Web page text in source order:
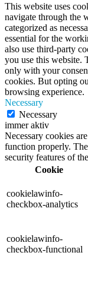
This website uses
navigate through the
categorized as
essential for the
also use third-party
you use this website.
only with your
cookies. But opting
browsing experience.
Necessary
Necessary
immer aktiv
Necessary cookies
function properly.
security features of
Cookie
cookielawinfo-
checkbox-analytics
cookielawinfo-
checkbox-functional